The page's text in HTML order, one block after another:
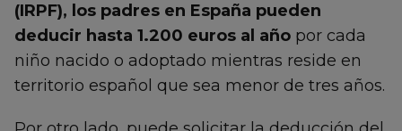
(IRPF), los padres en España pueden
deducir hasta 1.200 euros al año por cada
niño nacido o adoptado mientras reside en
territorio español que sea menor de tres años.